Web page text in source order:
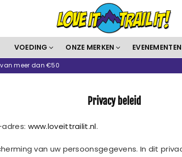
Love
It
Trail
VOEDING ONZE MERKEN EVENEMENTEN
meer dan €50
Privacy beleid
www.loveittrailit.nl.
van uw persoonsgegevens. In dit